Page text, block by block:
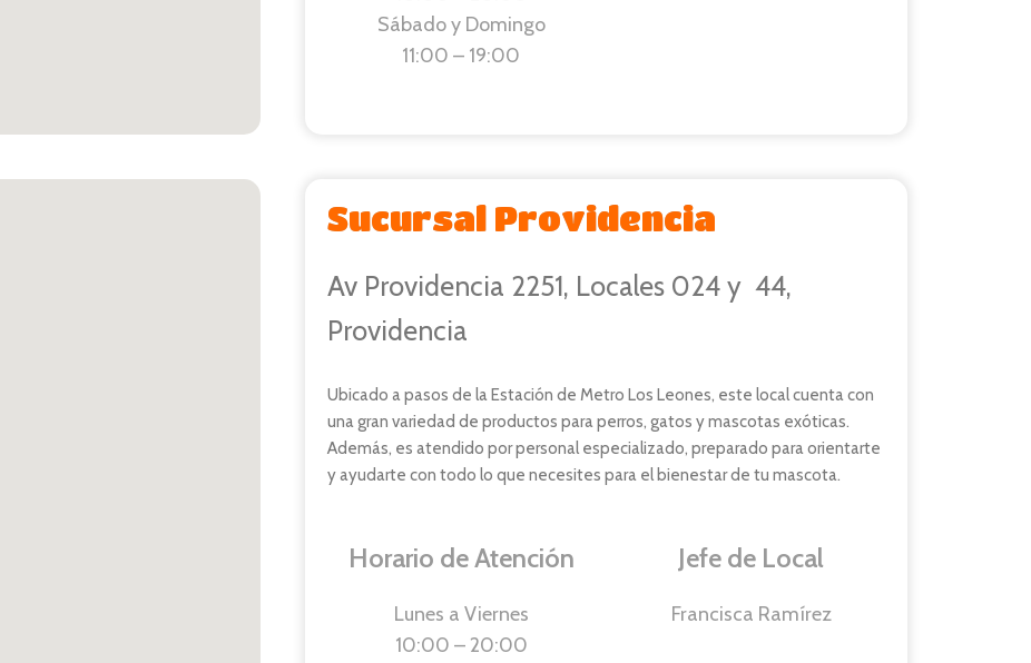
Sábado y Domingo
11:00 – 19:00
Sucursal Providencia
Av Providencia 2251, Locales 024 y 44,
Providencia
Ubicado a pasos de la Estación de Metro Los Leones, este local cuenta con
una gran variedad de productos para perros, gatos y mascotas exóticas.
Además, es atendido por personal especializado, preparado para orientarte
y ayudarte con todo lo que necesites para el bienestar de tu mascota.
Horario de Atención
Lunes a Viernes
10:00 – 20:00
Jefe de Local
Francisca Ramírez